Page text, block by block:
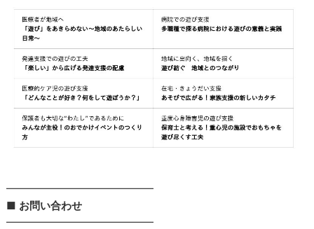
━━━━━━━━━━━━━━
■ お問い合わせ
━━━━━━━━━━━━━━